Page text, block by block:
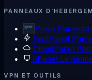
PANNEAUX
Plesk
FastPanel
CloudPanel
cPanel Le
VPN ET OUTILS